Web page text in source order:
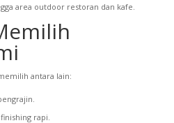
area outdoor restoran dan kafe.
antara lain:
rapi.